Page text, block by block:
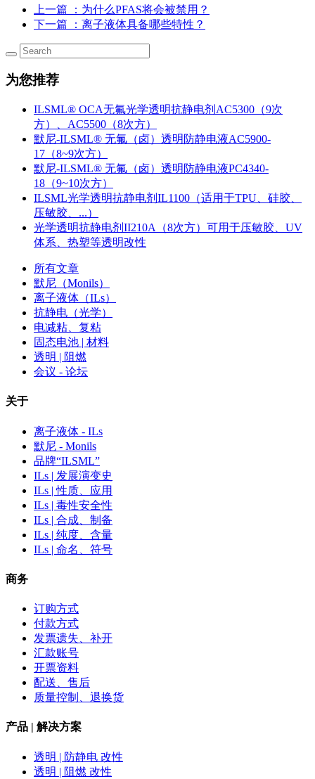
上一篇
：为什么PFAS将会被禁用？
下一篇
：离子液体具备哪些特性？
为您推荐
ILSML® OCA无氟光学透明抗静电剂AC5300（9次
方）、AC5500（8次方）
默尼-ILSML® 无氟（卤）透明防静电液AC5900-
17（8~9次方）
默尼-ILSML® 无氟（卤）透明防静电液PC4340-
18（9~10次方）
ILSML光学透明抗静电剂IL1100（适用于TPU、硅胶、
压敏胶、...）
光学透明抗静电剂II210A（8次方）可用于压敏胶、UV
体系、热塑等透明改性
所有文章
默尼（Monils）
离子液体（ILs）
抗静电（光学）
电减粘、复粘
固态电池 | 材料
透明 | 阻燃
会议 - 论坛
关于
离子液体 - ILs
默尼 - Monils
品牌“ILSML”
ILs | 发展演变史
ILs | 性质、应用
ILs | 毒性安全性
ILs | 合成、制备
ILs | 纯度、含量
ILs | 命名、符号
商务
订购方式
付款方式
发票遗失、补开
汇款账号
开票资料
配送、售后
质量控制、退换货
产品 | 解决方案
透明 | 防静电 改性
透明 | 阻燃 改性